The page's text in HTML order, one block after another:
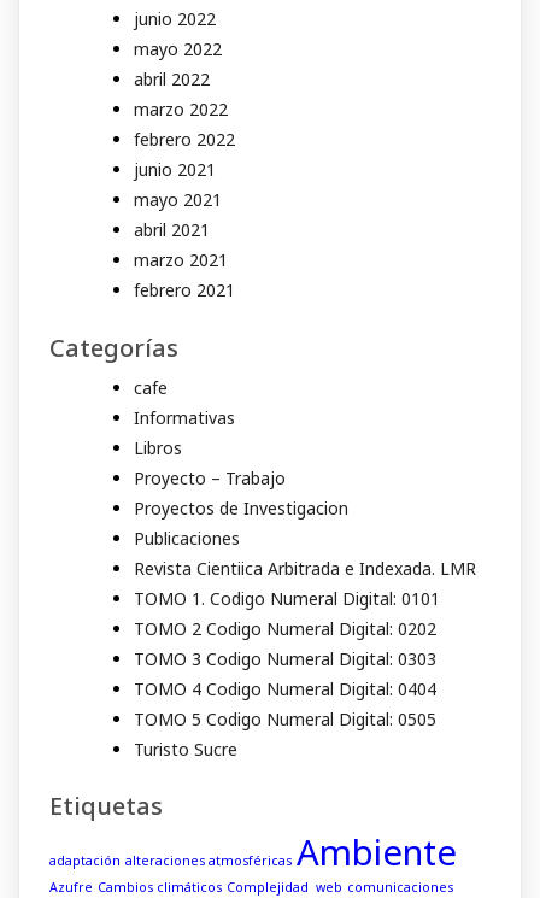
junio 2022
mayo 2022
abril 2022
marzo 2022
febrero 2022
junio 2021
mayo 2021
abril 2021
marzo 2021
febrero 2021
Categorías
cafe
Informativas
Libros
Proyecto – Trabajo
Proyectos de Investigacion
Publicaciones
Revista Cientiica Arbitrada e Indexada. LMR
TOMO 1. Codigo Numeral Digital: 0101
TOMO 2 Codigo Numeral Digital: 0202
TOMO 3 Codigo Numeral Digital: 0303
TOMO 4 Codigo Numeral Digital: 0404
TOMO 5 Codigo Numeral Digital: 0505
Turisto Sucre
Etiquetas
adaptación alteraciones atmosféricas Ambiente
Azufre Cambios climáticos Complejidad web comunicaciones